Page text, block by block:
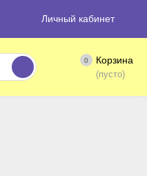
Личный кабинет
0 Корзина
(пусто)